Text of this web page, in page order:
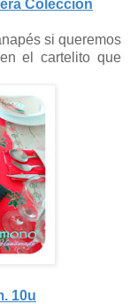
Colección
si queremos
el cartelito que
10u